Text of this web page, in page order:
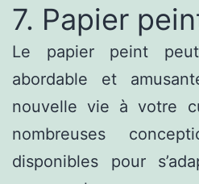
7. Papier
Le papier peint
abordable et
nouvelle vie à votre
nombreuses
disponibles pour